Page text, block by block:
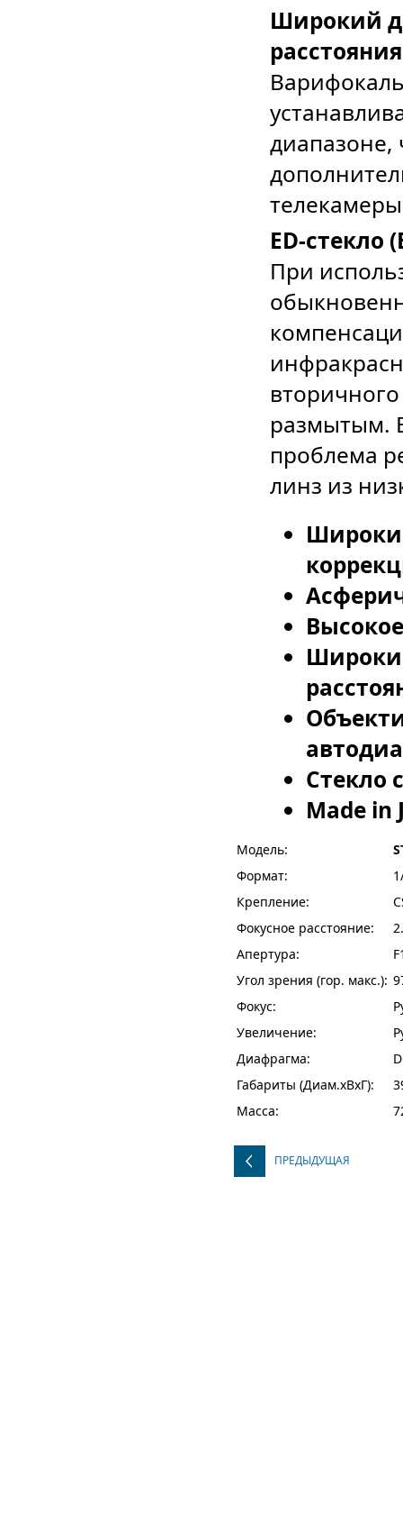
Широкий
расстояния
диапазоне,
ED-стекло
При
размытым.
проблема
линз из
В
Стекло
Made in
Модель:
Формат:
Крепление:
Фокусное расстояние:
Апертура:
Угол зрения (гор. макс.):
Фокус:
Увеличение:
Диафрагма:
Габариты (Диам.хВхГ):
Масса:
ПРЕДЫДУЩАЯ